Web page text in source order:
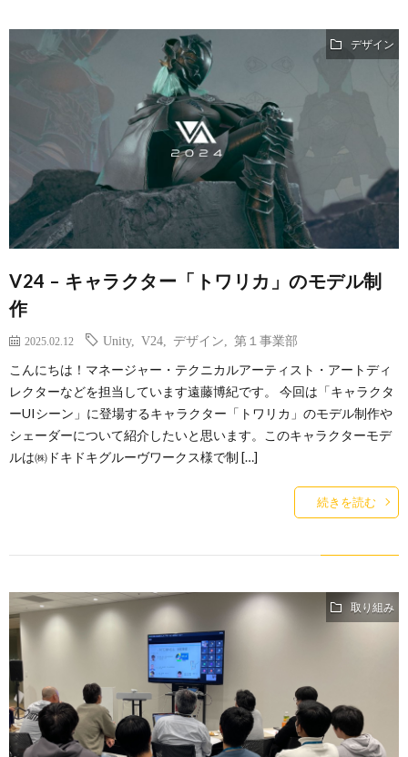
デザイン
V24 – キャラクター「トワリカ」のモデル制
作
2025.02.12 Unity, V24 デザイン 第１事業部
こんにちは！マネージャー・テクニカルアーティスト・アートディ
レクターなどを担当しています遠藤博紀です。 今回は「キャラクタ
ーUIシーン」に登場するキャラクター「トワリカ」のモデル制作や
シェーダーについて紹介したいと思います。このキャラクターモデ
ルは㈱ドキドキグルーヴワークス様で制 […]
続きを読む
取り組み